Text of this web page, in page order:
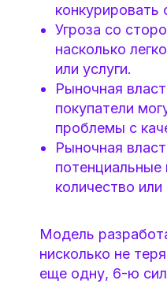
Угроза со
насколько
или услуги.
Рыночная
покупатели
проблемы с
Рыночная
количество
Модель
нисколько не
еще одну, 6-ю